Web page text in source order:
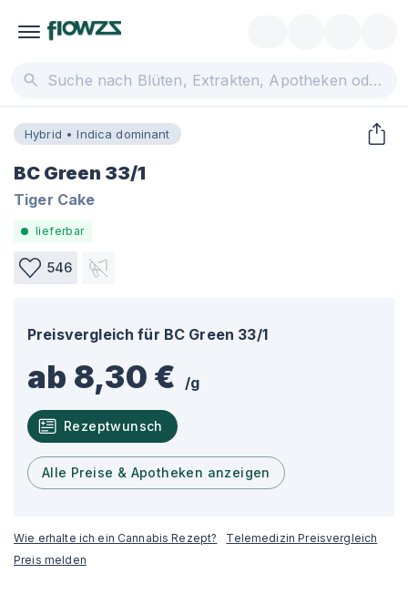
Hybrid • Indica dominant
BC Green 33/1
Tiger Cake
lieferbar
546
Preisvergleich für BC Green 33/1
ab 8,30 € /g
Rezeptwunsch
Alle Preise & Apotheken anzeigen
Wie erhalte ich ein Cannabis Rezept?
Telemedizin Preisvergleich
Preis melden